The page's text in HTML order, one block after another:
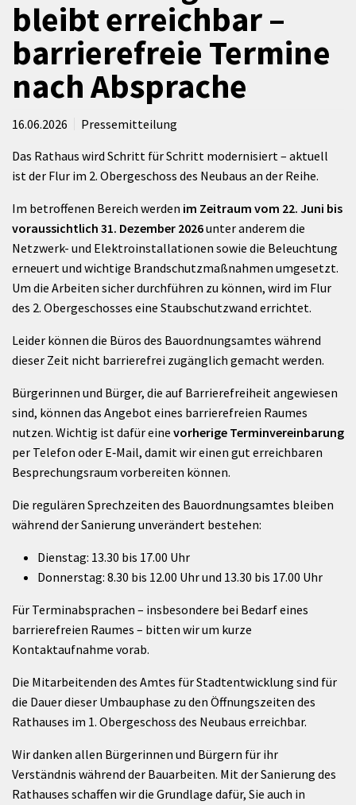
bleibt erreichbar –
barrierefreie Termine
nach Absprache
16.06.2026
Pressemitteilung
Das Rathaus wird Schritt für Schritt modernisiert – aktuell
ist der Flur im 2. Obergeschoss des Neubaus an der Reihe.
Im betroffenen Bereich werden im Zeitraum vom 22. Juni bis
voraussichtlich 31. Dezember 2026unter anderem die
Netzwerk- und Elektroinstallationen sowie die Beleuchtung
erneuert und wichtige Brandschutzmaßnahmen umgesetzt.
Um die Arbeiten sicher durchführen zu können, wird im Flur
des 2. Obergeschosses eine Staubschutzwand errichtet.
Leider können die Büros des Bauordnungsamtes während
dieser Zeit nicht barrierefrei zugänglich gemacht werden.
Bürgerinnen und Bürger, die auf Barrierefreiheit angewiesen
sind, können das Angebot eines barrierefreien Raumes
nutzen. Wichtig ist dafür eine vorherige Terminvereinbarung
per Telefon oder E‑Mail, damit wir einen gut erreichbaren
Besprechungsraum vorbereiten können.
Die regulären Sprechzeiten des Bauordnungsamtes bleiben
während der Sanierung unverändert bestehen:
Dienstag: 13.30 bis 17.00 Uhr
Donnerstag: 8.30 bis 12.00 Uhr und 13.30 bis 17.00 Uhr
Für Terminabsprachen – insbesondere bei Bedarf eines
barrierefreien Raumes – bitten wir um kurze
Kontaktaufnahme vorab.
Die Mitarbeitenden des Amtes für Stadtentwicklung sind für
die Dauer dieser Umbauphase zu den Öffnungszeiten des
Rathauses im 1. Obergeschoss des Neubaus erreichbar.
Wir danken allen Bürgerinnen und Bürgern für ihr
Verständnis während der Bauarbeiten. Mit der Sanierung des
Rathauses schaffen wir die Grundlage dafür, Sie auch in